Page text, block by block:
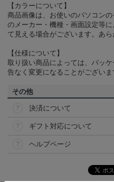
【カラーについて】
商品画像は、お使いのパソコン
のメーカー・機種・画面設定等
て見える場合がございます。あら
【仕様について】
取り扱い商品によっては、パッ
告なく変更になることがございま
その他
決済について
ギフト対応について
ヘルプページ